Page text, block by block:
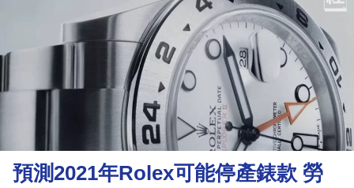
題
理
財
預測2021年Rolex可能停產錶款 勞